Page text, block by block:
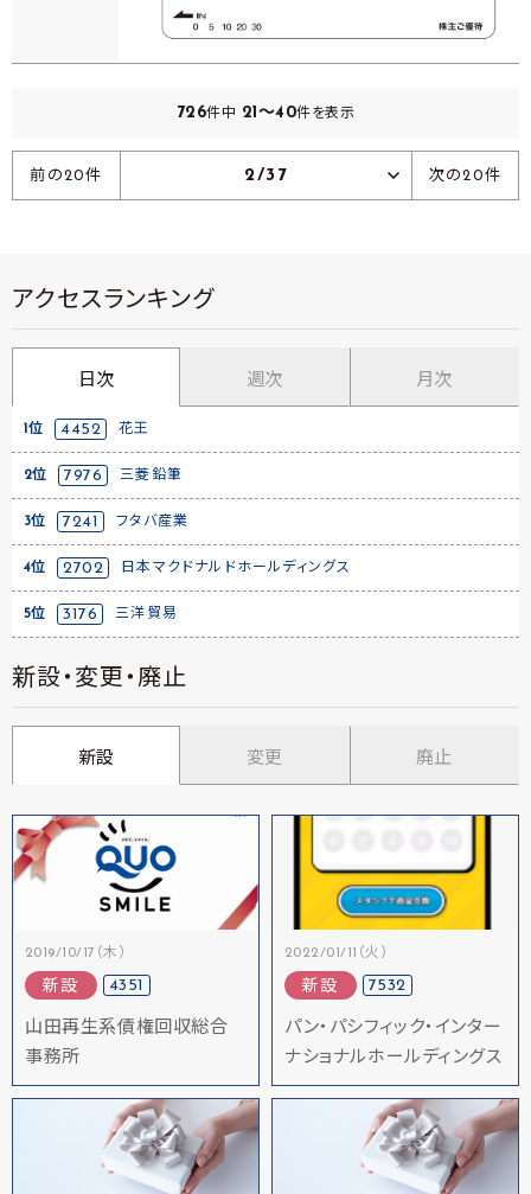
726件中 21～40件を表示
前の20件 2/37 次の20件
アクセスランキング
日次 週次 月次
1位 4452 花王
2位 7976 三菱鉛筆
3位 7241 フタバ産業
4位 2702 日本マクドナルドホールディングス
5位 3176 三洋貿易
新設・変更・廃止
新設 変更 廃止
2019/10/17（木）
新設 4351
山田再生系債権回収総合
事務所
2022/01/11（火）
新設 7532
パン・パシフィック・インター
ナショナルホールディングス